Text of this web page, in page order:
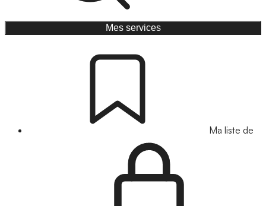
Mes services
Ma liste de